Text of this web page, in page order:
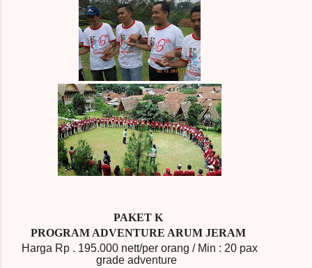
PAKET K
PROGRAM ADVENTURE ARUM JERAM
Harga Rp . 195.000 nett/per orang / Min : 20 pax
grade adventure